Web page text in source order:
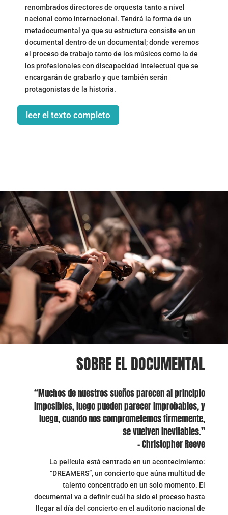
renombrados directores de orquesta tanto a nivel
nacional como internacional. Tendrá la forma de un
metadocumental ya que su estructura consiste en un
documental dentro de un documental; donde veremos
el proceso de trabajo tanto de los músicos como la de
los profesionales con discapacidad intelectual que se
encargarán de grabarlo y que también serán
protagonistas de la historia.
leer el texto completo
SOBRE EL DOCUMENTAL
“Muchos de nuestros sueños parecen al principio
imposibles, luego pueden parecer improbables, y
luego, cuando nos comprometemos firmemente,
se vuelven inevitables.”
– Christopher Reeve
La película está centrada en un acontecimiento:
“DREAMERS”, un concierto que aúna multitud de
talento concentrado en un solo momento. El
documental va a definir cuál ha sido el proceso hasta
llegar al día del concierto en el auditorio nacional de